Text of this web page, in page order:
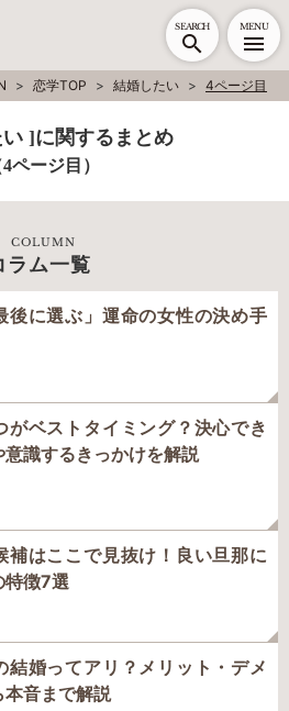
SEARCH MENU
恋学TOP 結婚したい 4ページ目
]に関するまとめ
4ページ目）
COLUMN
ラム一覧
後に選ぶ」運命の女性の決め手
がベストタイミング？決心でき
意識するきっかけを解説
補はここで見抜け！良い旦那に
特徴7選
結婚ってアリ？メリット・デメ
本音まで解説